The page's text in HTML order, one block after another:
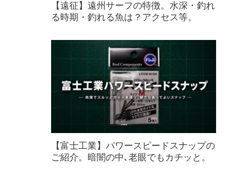
【遠征】遠州サーフの特徴。水深・釣れ
る時期・釣れる魚は？アクセス等。
【富士工業】パワースピードスナップの
ご紹介。暗闇の中､老眼でもカチッと。